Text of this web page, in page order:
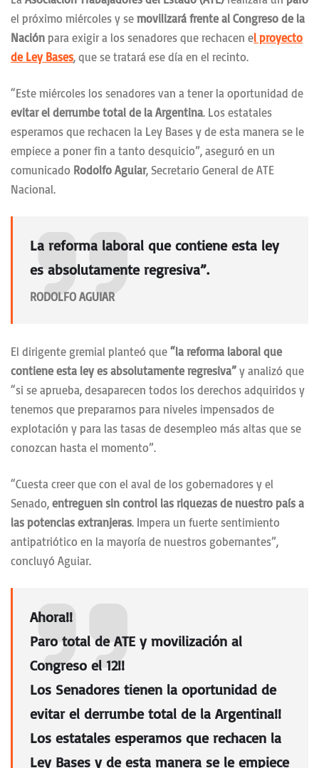
el próximo miércoles y se movilizará frente al Congreso de la
Nación para exigir a los senadores que rechacen el proyecto
de Ley Bases, que se tratará ese día en el recinto.
“Este miércoles los senadores van a tener la oportunidad de
evitar el derrumbe total de la Argentina. Los estatales
esperamos que rechacen la Ley Bases y de esta manera se le
empiece a poner fin a tanto desquicio”, aseguró en un
comunicado Rodolfo Aguiar, Secretario General de ATE
Nacional.
La reforma laboral que contiene esta ley
es absolutamente regresiva”.
RODOLFO AGUIAR
El dirigente gremial planteó que “la reforma laboral que
contiene esta ley es absolutamente regresiva” y analizó que
“si se aprueba, desaparecen todos los derechos adquiridos y
tenemos que prepararnos para niveles impensados de
explotación y para las tasas de desempleo más altas que se
conozcan hasta el momento”.
“Cuesta creer que con el aval de los gobernadores y el
Senado, entreguen sin control las riquezas de nuestro país a
las potencias extranjeras. Impera un fuerte sentimiento
antipatriótico en la mayoría de nuestros gobernantes”,
concluyó Aguiar.
Ahora!!
Paro total de ATE y movilización al
Congreso el 12!!
Los Senadores tienen la oportunidad de
evitar el derrumbe total de la Argentina!!
Los estatales esperamos que rechacen la
Ley Bases y de esta manera se le empiece